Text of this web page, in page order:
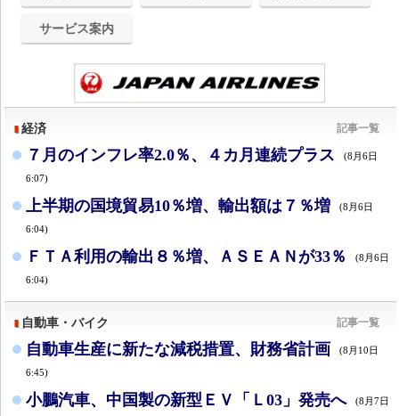
サービス案内
経済 記事一覧
７月のインフレ率2.0％、４カ月連続プラス (8月6日
6:07)
上半期の国境貿易10％増、輸出額は７％増 (8月6日
6:04)
ＦＴＡ利用の輸出８％増、ＡＳＥＡＮが33％ (8月6日
6:04)
自動車・バイク 記事一覧
自動車生産に新たな減税措置、財務省計画 (8月10日
6:45)
小鵬汽車、中国製の新型ＥＶ「Ｌ03」発売へ (8月7日